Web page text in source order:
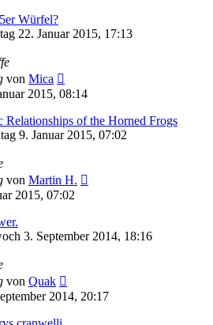
Würfel?
22. Januar 2015, 17:13
von Mica
2015, 08:14
Relationships of the Horned Frogs
9. Januar 2015, 07:02
von Martin H.
2015, 07:02
3. September 2014, 18:16
von Quak
2014, 20:17